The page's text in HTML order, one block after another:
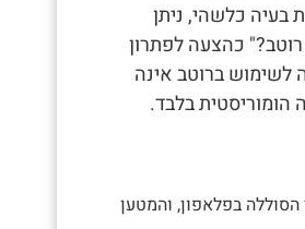
בעיה כלשהי, ניתן
כהצעה לפתרון
לשימוש ברוטב אינה
הומוריסטית בלבד.
בפלאפון, והמטען